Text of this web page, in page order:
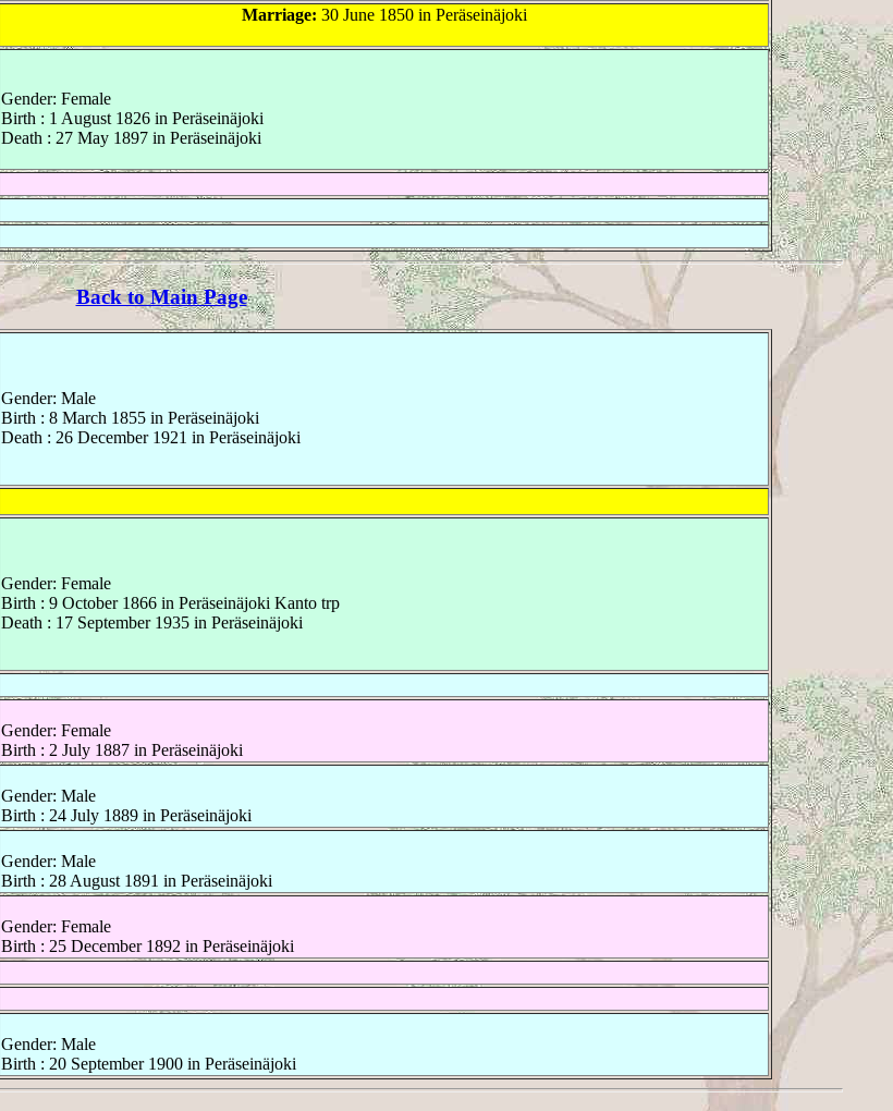
Marriage: 30 June 1850 in Peräseinäjoki
Gender: Female
Birth : 1 August 1826 in Peräseinäjoki
Death : 27 May 1897 in Peräseinäjoki
Back to Main Page
Gender: Male
Birth : 8 March 1855 in Peräseinäjoki
Death : 26 December 1921 in Peräseinäjoki
Gender: Female
Birth : 9 October 1866 in Peräseinäjoki Kanto trp
Death : 17 September 1935 in Peräseinäjoki
Gender: Female
Birth : 2 July 1887 in Peräseinäjoki
Gender: Male
Birth : 24 July 1889 in Peräseinäjoki
Gender: Male
Birth : 28 August 1891 in Peräseinäjoki
Gender: Female
Birth : 25 December 1892 in Peräseinäjoki
Gender: Male
Birth : 20 September 1900 in Peräseinäjoki